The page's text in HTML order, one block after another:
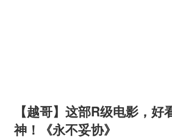
【越哥】这部R级电影，
神！《永不妥协》